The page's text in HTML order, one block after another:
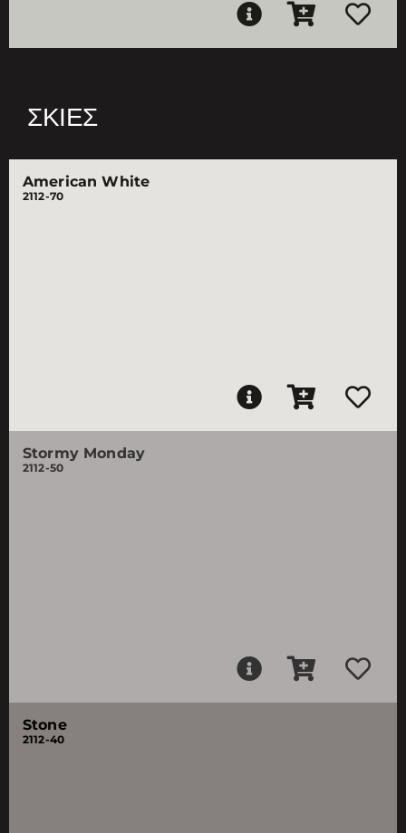
ΣΚΙΈΣ
American White
2112-70
Stormy Monday
2112-50
Stone
2112-40